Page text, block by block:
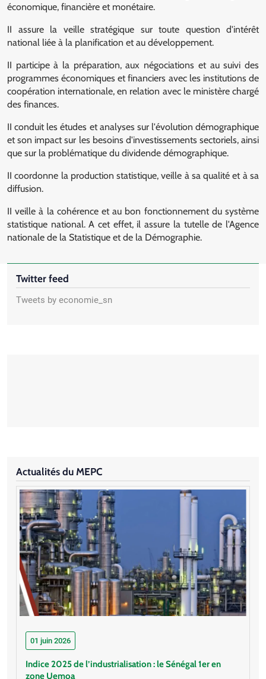
économique, financière et monétaire.
II assure la veille stratégique sur toute question d'intérêt
national liée à la planification et au développement.
II participe à la préparation, aux négociations et au suivi des
programmes économiques et financiers avec les institutions de
coopération internationale, en relation avec le ministère chargé
des finances.
II conduit les études et analyses sur l'évolution démographique
et son impact sur les besoins d'investissements sectoriels, ainsi
que sur la problématique du dividende démographique.
II coordonne la production statistique, veille à sa qualité et à sa
diffusion.
II veille à la cohérence et au bon fonctionnement du système
statistique national. A cet effet, il assure la tutelle de l'Agence
nationale de la Statistique et de la Démographie.
Twitter feed
Tweets by economie_sn
Actualités du MEPC
01 juin 2026
Indice 2025 de l’industrialisation : le Sénégal 1er en
zone Uemoa